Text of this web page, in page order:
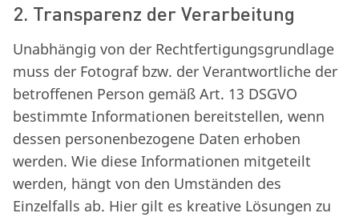
2. Transparenz der Verarbeitung
Unabhängig von der Rechtfertigungsgrundlage
muss der Fotograf bzw. der Verantwortliche der
betroffenen Person gemäß Art. 13 DSGVO
bestimmte Informationen bereitstellen, wenn
dessen personenbezogene Daten erhoben
werden. Wie diese Informationen mitgeteilt
werden, hängt von den Umständen des
Einzelfalls ab. Hier gilt es kreative Lösungen zu